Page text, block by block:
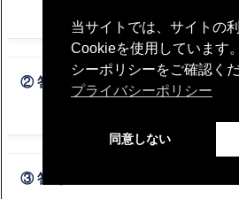
長７度。E（ミ）と D（レ）で短７
で下がり半音広くなるので長７度
② 答え
長７度。G（ソ）とF（ファ）で短
プで上がり半音広くなるので長７度
③ 答え
当サイトでは、サイトの
Cookieを使用しています
シーポリシーをご確認くだ
プライバシーポリシー
同意しない